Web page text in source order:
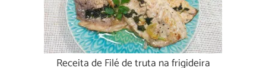
Receita de Filé de truta na frigideira